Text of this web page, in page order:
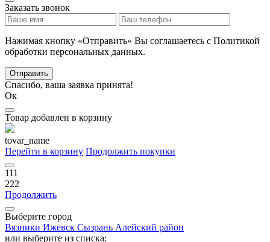
Заказать звонок
Нажимая кнопку «Отправить» Вы соглашаетесь с Политикой
обработки персональных данных.
Отправить
Спасибо, ваша заявка принята!
Ок
Товар добавлен в корзину
tovar_name
Перейти в корзину Продолжить покупки
111
222
Продолжить
Выберите город
Вязники Ижевск Сызрань Алейский район
или выберите из списка: